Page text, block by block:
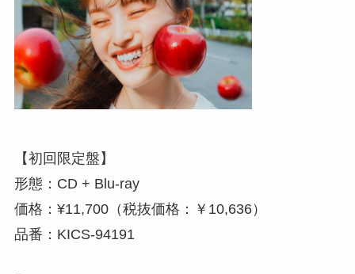
【初回限定盤】
形態：CD + Blu-ray
価格：¥11,700（税抜価格：￥10,636）
品番：KICS-94191